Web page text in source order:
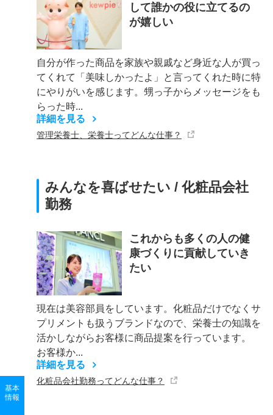
基本
情報
して誰かの役に立てるの
が嬉しい
自分が作った商品を家族や親戚など身近な人が買っ
てくれて「美味しかったよ」と言ってくれた時に特
にやりがいを感じます。甥っ子からメッセージをも
らった時...
詳細を見る
管理栄養士、栄養士ってどんな仕事？
みんなを喜ばせたい / 化粧品会社
勤務
これからも多くの人の健
康づくりに貢献していき
たい
現在は美容部員をしています。化粧品だけでなくサ
プリメントも扱うブランドなので、栄養士の知識を
活かしながらお客様に商品提案を行っています。
お客様か...
詳細を見る
化粧品会社勤務ってどんな仕事？